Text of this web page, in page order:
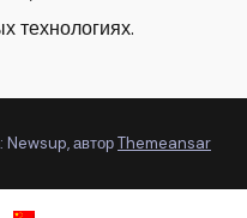
технологиях.
Newsup, авторThemeansar